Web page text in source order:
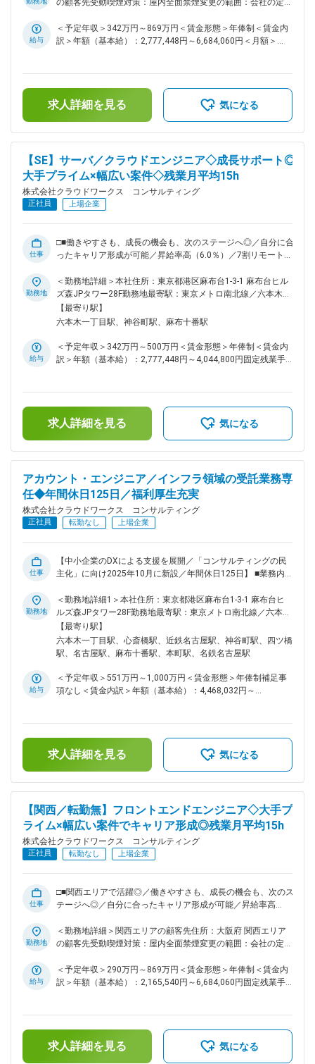
ンジニアの働き方・給与／評価制度・福利厚生などの改善が進
行中です。今後は働く条件面だけでなく、様々なプロジェクト
多数請け負っており、伸ばしたいスキルや描きたいキャリアに
合わせてベストな案件を選べる環境が大きな魅力です。 「運
を歓迎します。 例えば、官公庁、メガバンク、通信キャリア
等のネットワーク設計、構築、運用・保守、技術支援など一流
企業の大規模プロジェクトも、SDN案件も多数。 ネットワー
価値の高いITサービスを担う、活動意欲の豊富なハイスキルエ
ンジニアが必要とされています。 ネットワークの設計・構
築・運用といったさまざまな業務の中からあなたのご経験やス
キル、そして志向にあったものをお任せします。 成長できる
環境をご準備しております。 ■プロジェクト例： ・テレビ局
のネットワーク網構築プロジェクト 全国の拠点に広がる報
ンター工場IoT基盤検討支援、検証環境構築案件（AWS、
Raspberry Pi） ・ネットワーク構築・生産系基幹LAN 広帯域化
の拡大を進めています。お客様先だけでなく、自社内でもスキ
ルアップできるチャンスが加速中です。 ◇最先端技術に触れら
れる外部プロジェクト ◇要件定義や設計から関われる自社内プ
ロジェクト PM/PL経験者には、請負チームの立ち上げや拡大
変更の範囲：会社の定める業務
の顧客先受動喫煙対策：屋内全面禁煙変更の範囲：会社の定め
給与
＜予定年収＞342万円～869万円＜賃金形態＞年俸制＜賃金内
訳＞年額（基本給）：2,777,448円～6,684,060円＜月額＞
度年間平均昇給額：26万円■業績賞与あり■固定残業代とし
て、月30時間～45時間分、54,246円～167,695円支給（超過
分は追加支給／マネージャーは45時間分）賃金はあくまでも
月給(月額)は固定手当を含めた表記です。
求人詳細を見る 気になる
【SE】サーバ／クラウドエンジニア◇成長サポート◎
大手プライム×幅広い案件◇残業月平均15h
株式会社クラウドワークス コンサルティング
正社員 上場企業
仕事
□■働きやすさも、成長の機会も、次のステージへ◎／自分に合
ったキャリア形成が可能／昇給率高（6.0％）／7割リモート／
AWSパートナー」認定企業■□ ■業務内容： ～AWS・AZURE・
GCPクラウド領域・オンプレミス領域・サーバの設計・構築に
携わりたい方おすすめ◎～ 当社にて、SEをお任せします。通
信、金融、官公庁、メーカーなど幅広い業界のインフラ領域の
インフラ基盤の実装・運用工程を中心にご担当いただきます。
チームリーダーやPM、他エンジニアと連携しながら、インフ
「運用経験を活かして、設計・構築にもチャレンジしたい」
「AWSやAzureなど、クラウド技術を本格的に身につけたい」
という意欲をお持ちの方を歓迎します。 ■プロジェクト例：
・AWS環境の設計・構築、運用保守業務 ・Azure／GCPを活用
フラ基盤の構築支援 ・オンプレミスからクラウドへの移行プ
／Azure／GCPといったクラウドネイティブな環境でのモダン
なインフラ構築まで、幅広いプロジェクトに関わることでスキ
ルを磨けます。 ※また、下記資格をお持ちの方は、入社後すぐ
にクラウド関連のプロジェクトにアサイン可能です ・AWS
件拡大中／スキルを磨き、キャリアを広げるクラウドワークス
グループで次のステージへ～ ◇現在、クラウドワークス コン
客様先だけでなく、自社内でもスキルアップできるチャンスが
加速中です。 ・最先端技術に触れられる外部プロジェクト ・
要件定義や設計から関われる自社内プロジェクト 変更の範
囲：会社の定める業務
勤務地
＜勤務地詳細＞本社住所：東京都港区麻布台1-3-1 麻布台ヒル
ズ森JPタワー28F勤務地最寄駅：東京メトロ南北線／六本木一
丁目駅受動喫煙対策：屋内喫煙可能場所あり変更の範囲：会社
の定める事業所（リモートワーク含む）
【最寄り駅】
六本木一丁目駅、神谷町駅、麻布十番駅
給与
＜予定年収＞342万円～500万円＜賃金形態＞年俸制＜賃金内
訳＞年額（基本給）：2,777,448円～4,044,800円固定残業手
業手当＞有＜給与補足＞※スキルや経験を考慮の上、当社賃金
規定により決定します。■昇給：年1回※2024年度年間平均昇
給額：26万円■業績賞与あり賃金はあくまでも目安の金額であ
定手当を含めた表記です。
求人詳細を見る 気になる
アカウント・エンジニア／インフラ領域の受託業務専
任◆年間休日125日／福利厚生充実
株式会社クラウドワークス コンサルティング
正社員 転勤なし 上場企業
仕事
【中小企業のDXによる支援を展開／「コンサルティングの民
主化」に向け2025年10月に新設／年間休日125日】 ■業務内
大する業務です。お客様のビジネス課題や要求を深く理解し、
それを貴社の請負チームが確実に実行できるプロジェクトへと
転換する、I最上流工程に特化した重要な役割です。 ■具体的
な業務内容： ・顧客とのリレーション構築と要求獲得 ・案件
の切り出しと要件定義 ・社内チームへの橋渡しと技術指導 ・
盤システムの設計案件（ユーザ数10,000超の職員向け大規模
OA基盤） ・大手通信企業向け案件創出・案件管理 ・大手企業
ハウ不足に悩む中小企業のDXによる支援を実施しておりま
す。 上記を達成するため転職時の一瞬だけでなく、長期的な
サポートで夢を叶え、悩みを解決し、より多くのエンジニアの
方々に自分らしく活躍いただける環境を構築いたしました。
ペースで、あなたらしく働けることをお約束します。 ■別枠の
必須条件のほか、下記該当する方歓迎： ・PL、PM、アーキテ
クチャー、プリセールス、アカウントエンジニアの経験 ・営
業（無形商材）経験 ・運用設計経験 ・製品選定経験 ・クラウ
ド環境における設計経験 ・SD-WAN、SASEなどの設計経験 ・
自動化/プログラマブルな経験 ・プロジェクトマネジメント資
勤務地
＜勤務地詳細1＞本社住所：東京都港区麻布台1-3-1 麻布台ヒ
ルズ森JPタワー28F勤務地最寄駅：東京メトロ南北線／六本木
一丁目駅受動喫煙対策：屋内喫煙可能場所あり＜勤務地詳細2
＞大阪オフィス住所：大阪府大阪市中央区南船場4-2-11 JPR心
斎橋ビル5階勤務地最寄駅：各線／心斎橋駅受動喫煙対策：屋
屋市中村区名駅3‐28‐12 大名古屋ビルヂング11階勤務地最寄
駅：各線／名古屋駅受動喫煙対策：屋内全面禁煙変更の範囲：
【最寄り駅】
六本木一丁目駅、心斎橋駅、近鉄名古屋駅、神谷町駅、四ツ橋
駅、名古屋駅、麻布十番駅、本町駅、名鉄名古屋駅
給与
＜予定年収＞551万円～1,000万円＜賃金形態＞年俸制補足事
項なし＜賃金内訳＞年額（基本給）：4,468,032円～
ます。※その他固定手当…固定残業手当（87264円／30時間分
～196172／45時間分）※超過分別途支給■昇給：年1回■業績賞
与：あり賃金はあくまでも目安の金額であり、選考を通じて上
です。
求人詳細を見る 気になる
【関西／転勤無】フロントエンドエンジニア◇大手プ
ライム×幅広い案件でキャリア形成◎残業月平均15h
株式会社クラウドワークス コンサルティング
正社員 転勤なし 上場企業
仕事
□■関西エリアで活躍◎／働きやすさも、成長の機会も、次のス
テージへ◎／自分に合ったキャリア形成が可能／昇給率高
数／これまでの経験を活かしてスキルアップ可能■□ ■業務内
容： ～Web系・オープン系など新規開発案件・保守開発案件
WEB・オープン系を中心とした開発案件の要件定義、基本設
計などの上流工程から開発、テスト、運用までキャリアプラン
・デジタルアタッチメント開発（TypeScript/React/Node.js）
・財務シミュレーションシステム開発（TypeScript/Node.js）
・音声認識システムの追加開発
勤務地
＜勤務地詳細＞関西エリアの顧客先住所：大阪府 関西エリア
の顧客先受動喫煙対策：屋内全面禁煙変更の範囲：会社の定め
給与
＜予定年収＞290万円～869万円＜賃金形態＞年俸制＜賃金内
訳＞年額（基本給）：2,165,540円～6,684,060円固定残業手
残業手当＞有＜給与補足＞※スキルや経験を考慮の上、当社賃
金規定により決定します。■昇給：年1回※2024年度年間平均
昇給額：26万円■業績賞与あり賃金はあくまでも目安の金額で
求人詳細を見る 気になる